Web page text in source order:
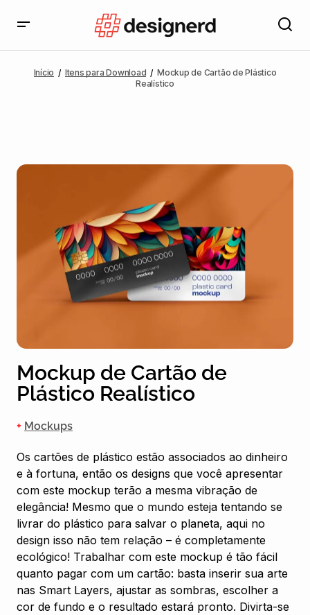
Início Itens para Download
Mockup de Cartão de Plástico
Realístico
Mockup de Cartão de
Plástico Realístico
+ Mockups
Os cartões de plástico estão associados ao dinheiro
e à fortuna, então os designs que você apresentar
com este mockup terão a mesma vibração de
elegância! Mesmo que o mundo esteja tentando se
livrar do plástico para salvar o planeta, aqui no
design isso não tem relação – é completamente
ecológico! Trabalhar com este mockup é tão fácil
quanto pagar com um cartão: basta inserir sua arte
nas Smart Layers, ajustar as sombras, escolher a
cor de fundo e o resultado estará pronto. Divirta-se